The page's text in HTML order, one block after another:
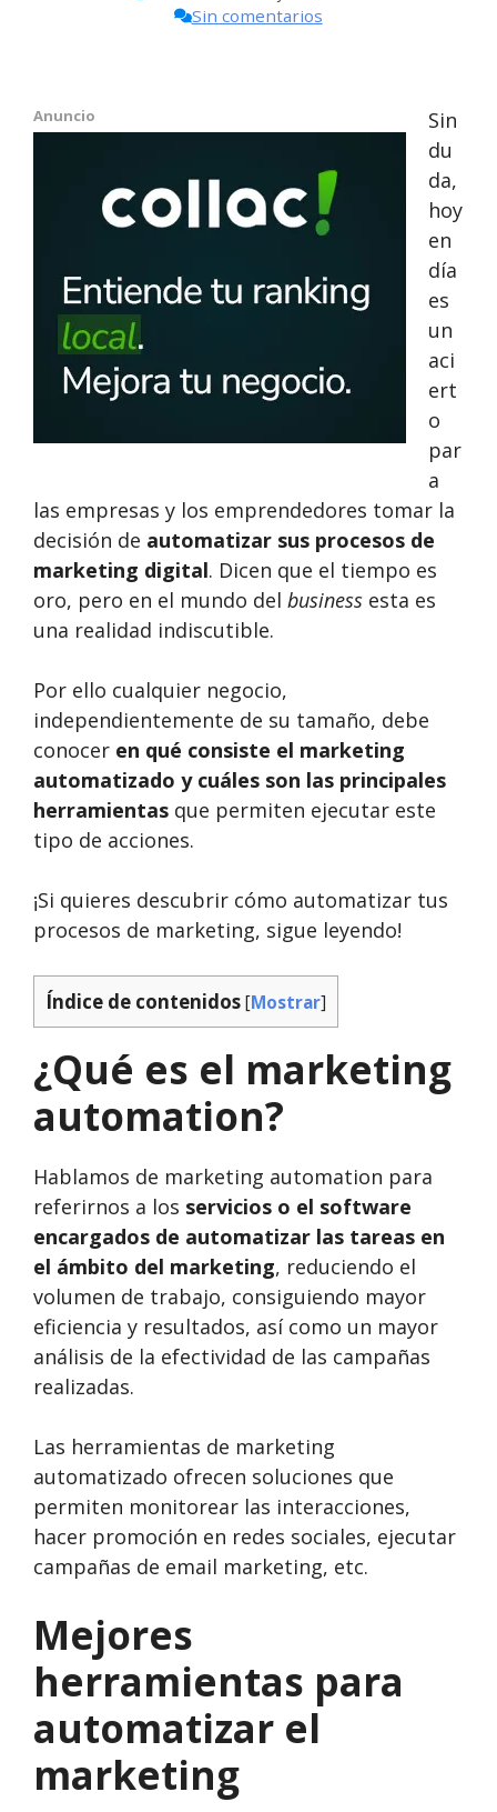
Sin comentarios
Anuncio
Sin
du
da,
hoy
en
día
es
un
aci
ert
o
par
a
las empresas y los emprendedores tomar la
decisión de automatizar sus procesos de
marketing digital. Dicen que el tiempo es
oro, pero en el mundo del business esta es
una realidad indiscutible.
Por ello cualquier negocio,
independientemente de su tamaño, debe
conocer en qué consiste el marketing
automatizado y cuáles son las principales
herramientas que permiten ejecutar este
tipo de acciones.
¡Si quieres descubrir cómo automatizar tus
procesos de marketing, sigue leyendo!
Índice de contenidos[Mostrar]
¿Qué es el marketing
automation?
Hablamos de marketing automation para
referirnos a los servicios o el software
encargados de automatizar las tareas en
el ámbito del marketing, reduciendo el
volumen de trabajo, consiguiendo mayor
eficiencia y resultados, así como un mayor
análisis de la efectividad de las campañas
realizadas.
Las herramientas de marketing
automatizado ofrecen soluciones que
permiten monitorear las interacciones,
hacer promoción en redes sociales, ejecutar
campañas de email marketing, etc.
Mejores
herramientas para
automatizar el
marketing